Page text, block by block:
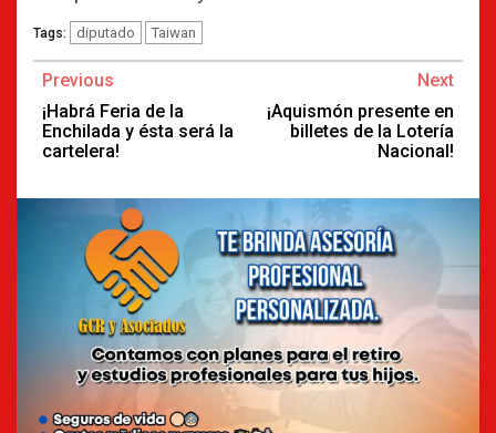
Tags: diputado Taiwan
Continue
Reading
Previous
¡Habrá Feria de la
Enchilada y ésta será la
cartelera!
Next
¡Aquismón presente en
billetes de la Lotería
Nacional!